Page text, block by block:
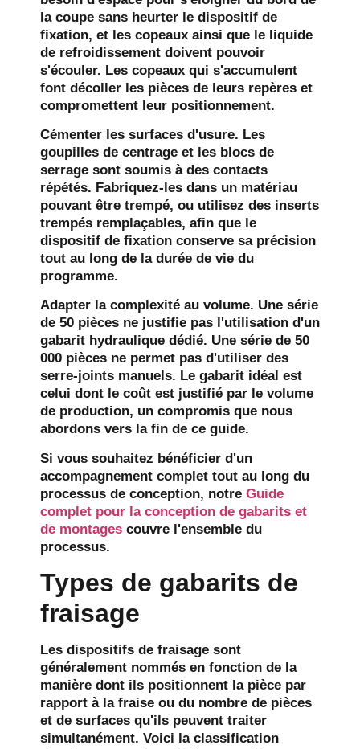
la coupe sans heurter le dispositif de
fixation, et les copeaux ainsi que le liquide
de refroidissement doivent pouvoir
s'écouler. Les copeaux qui s'accumulent
font décoller les pièces de leurs repères et
compromettent leur positionnement.
Cémenter les surfaces d'usure. Les
goupilles de centrage et les blocs de
serrage sont soumis à des contacts
répétés. Fabriquez-les dans un matériau
pouvant être trempé, ou utilisez des inserts
trempés remplaçables, afin que le
dispositif de fixation conserve sa précision
tout au long de la durée de vie du
programme.
Adapter la complexité au volume. Une série
de 50 pièces ne justifie pas l'utilisation d'un
gabarit hydraulique dédié. Une série de 50
000 pièces ne permet pas d'utiliser des
serre-joints manuels. Le gabarit idéal est
celui dont le coût est justifié par le volume
de production, un compromis que nous
abordons vers la fin de ce guide.
Si vous souhaitez bénéficier d'un
accompagnement complet tout au long du
processus de conception, notre Guide
complet pour la conception de gabarits et
de montages couvre l'ensemble du
processus.
Types de gabarits de
fraisage
Les dispositifs de fraisage sont
généralement nommés en fonction de la
manière dont ils positionnent la pièce par
rapport à la fraise ou du nombre de pièces
et de surfaces qu'ils peuvent traiter
simultanément. Voici la classification